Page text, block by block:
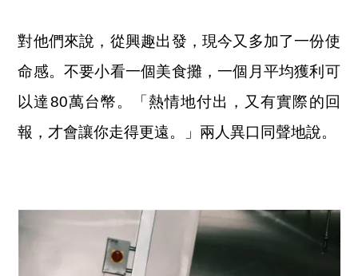
對他們來說，從興趣出發，現今又多加了一份使
命感。不要小看一個美食攤，一個月平均獲利可
以達80萬台幣。「熱情地付出，又有實際的回
報，才會讓你走得更遠。」兩人異口同聲地說。